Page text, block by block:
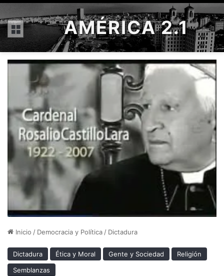
Menú AMÉRICA 2.1
Inicio / Democracia y Política / Dictadura
Dictadura Ética y Moral Gente y Sociedad
Religión
Semblanzas